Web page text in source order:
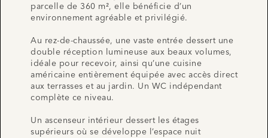
parcelle de 360 m², elle bénéficie d’un
environnement agréable et privilégié.
Au rez-de-chaussée, une vaste entrée dessert une
double réception lumineuse aux beaux volumes,
idéale pour recevoir, ainsi qu’une cuisine
américaine entièrement équipée avec accès direct
aux terrasses et au jardin. Un WC indépendant
complète ce niveau.
Un ascenseur intérieur dessert les étages
supérieurs où se développe l’espace nuit